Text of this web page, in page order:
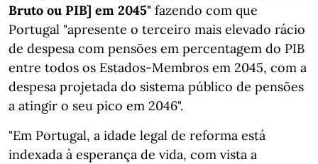
Bruto ou PIB] em 2045" fazendo com que
Portugal "apresente o terceiro mais elevado rácio
de despesa com pensões em percentagem do PIB
entre todos os Estados-Membros em 2045, com a
despesa projetada do sistema público de pensões
a atingir o seu pico em 2046".
"Em Portugal, a idade legal de reforma está
indexada à esperança de vida, com vista a